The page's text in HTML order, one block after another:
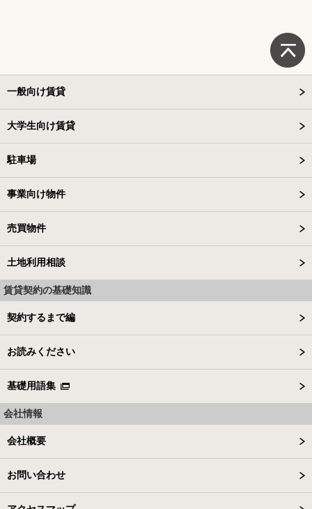
一般向け賃貸
大学生向け賃貸
駐車場
事業向け物件
売買物件
土地利用相談
賃貸契約の基礎知識
契約するまで編
お読みください
基礎用語集
会社情報
会社概要
お問い合わせ